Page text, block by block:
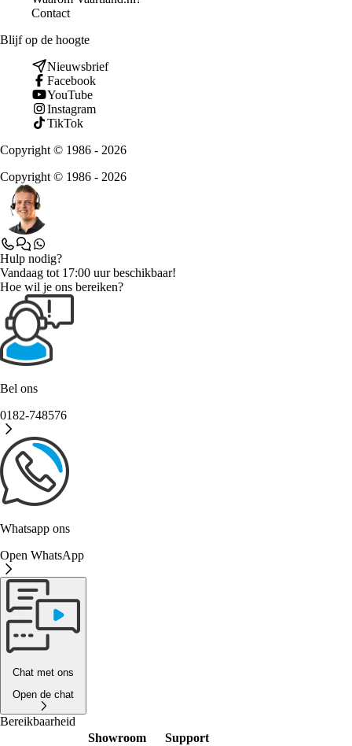
Contact
Blijf op de hoogte
Nieuwsbrief
Facebook
YouTube
Instagram
TikTok
Copyright © 1986 - 2026
Copyright © 1986 - 2026
Hulp nodig?
Vandaag tot 17:00 uur beschikbaar!
Hoe wil je ons bereiken?
Bel ons
0182-748576
Whatsapp ons
Open WhatsApp
Chat met ons
Open de chat
Bereikbaarheid
Showroom
Support